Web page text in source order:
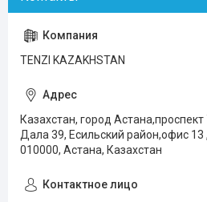
TENZI KAZAKHSTAN
Казахстан, город
Дала 39, Есильский район,офис 13 ,
010000, Астана, Казахстан